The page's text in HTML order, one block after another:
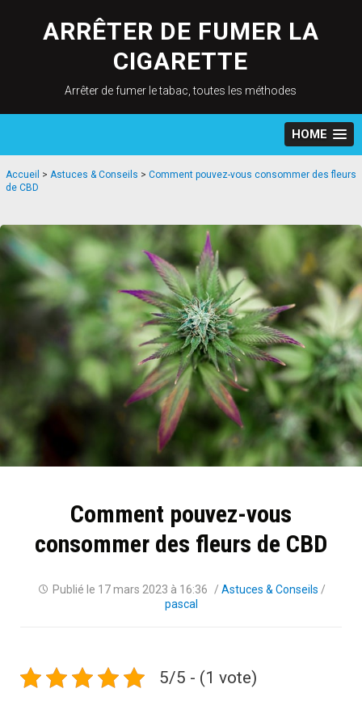
content
ARRÊTER DE FUMER LA
CIGARETTE
Arrêter de fumer le tabac, toutes les méthodes
HOME
Accueil > Astuces & Conseils > Comment pouvez-vous consommer des fleurs
de CBD
Comment pouvez-vous
consommer des fleurs de CBD
Publié le 17 mars 2023 à 16:36 / Astuces & Conseils /
pascal
5/5 - (1 vote)